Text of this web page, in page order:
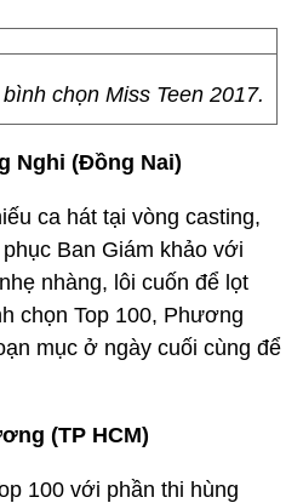
chọn Miss Teen 2017.
Nghi (Đồng Nai)
ca hát tại vòng casting,
Ban Giám khảo với
nhàng, lôi cuốn để lọt
chọn Top 100, Phương
mục ở ngày cuối cùng để
(TP HCM)
100 với phần thi hùng